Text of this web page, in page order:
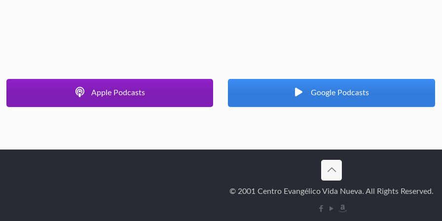
Apple Podcasts Google Podcasts
© 2001 Centro Evangélico Vida Nueva. All Rights Reserved.